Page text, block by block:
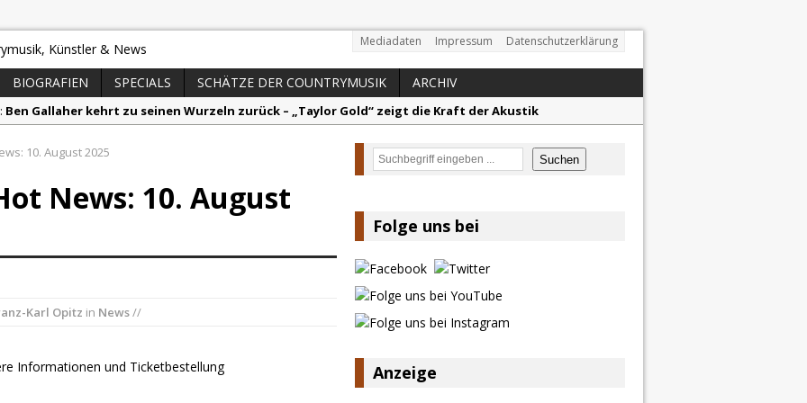
Mediadaten Impressum Datenschutzerklärung
BIOGRAFIEN SPECIALS SCHÄTZE DER COUNTRYMUSIK
ARCHIV
Ben Gallaher kehrt zu seinen Wurzeln zurück – „Taylor Gold“ zeigt die Kraft der Akustik
Pearce hinterfragt den ständigen Vergleich mit anderen
Langley schreibt Musikgeschichte: „Choosin‘ Texas“ gehört zu den größten Hits aller Zeiten
veröffentlicht neue Single „Late Night Talks“ – eine Hymne auf unvergessliche Sommernächte
Travis veröffentlicht mit „I Don’t Care“ einen weiteren Schatz aus dem Archiv
10. August 2025
News: 10. August
Karl Opitz in News//
Suchen Suchen
Folge uns bei
Anzeige